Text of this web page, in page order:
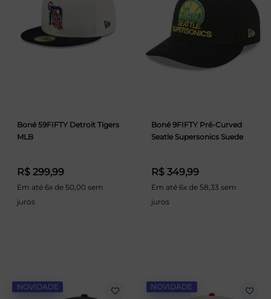
Boné 59FIFTY Detroit Tigers
MLB
R$ 299,99
Em até 6x de 50,00 sem
juros
Boné 9FIFTY Pré-Curved
Seatle Supersonics Suede
R$ 349,99
Em até 6x de 58,33 sem
juros
NOVIDADE NOVIDADE